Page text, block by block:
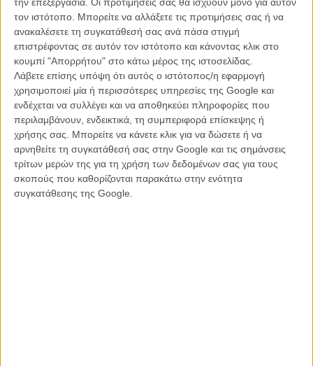
τον ιστότοπο. Μπορείτε να αλλάξετε τις προτιμήσεις σας ή να
ανακαλέσετε τη συγκατάθεσή σας ανά πάσα στιγμή
επιστρέφοντας σε αυτόν τον ιστότοπο και κάνοντας κλικ στο
κουμπί "Απορρήτου" στο κάτω μέρος της ιστοσελίδας.
Λάβετε επίσης υπόψη ότι αυτός ο ιστότοπος/η εφαρμογή
χρησιμοποιεί μία ή περισσότερες υπηρεσίες της Google και
ενδέχεται να συλλέγει και να αποθηκεύει πληροφορίες που
περιλαμβάνουν, ενδεικτικά, τη συμπεριφορά επίσκεψης ή
χρήσης σας. Μπορείτε να κάνετε κλικ για να δώσετε ή να
αρνηθείτε τη συγκατάθεσή σας στην Google και τις σημάνσεις
τρίτων μερών της για τη χρήση των δεδομένων σας για τους
σκοπούς που καθορίζονται παρακάτω στην ενότητα
συγκατάθεσης της Google.
H Huffington Post έγραψε «η εμφάνιση της Αν Χάθαγουεϊ
επισκιάστηκε από τις ρώγες της», η Telegraph έγραψε «οι ρώγες
της Αν Χάθαγουεϊ είχαν χθες την τιμητική τους», ενώ το αστείο έγινε
ακόμη πιο άκομψο με σχόλια χρηστών τύπου «το Οσκαρ έκανε τις
ρώγες της Αν Χάθαγουεϊ να σκληρύνουν» και σταματάμε κάπου
εδώ...
Οπως είχε συμβεί πέρσι με το πόδι της Αντζελίνα Τζολί, οι ρώγες
της Αν Χάθαγουεϊ απέκτησαν αμέσως τον δικό τουςλογαριασμό στο
twitter, ο απόλυτος τίτλος υπήρξε το «Les Nipperables», ενώ
αναλυτές σε όλον τον κόσμο προσπαθούν ακόμη να εξηγήσουν τι
ακριβώς έφταιξε στο φόρεμα της Χάθαγουεϊ και την ανάγκασαν να
γίνει ο περίγελως των Οσκαρ.